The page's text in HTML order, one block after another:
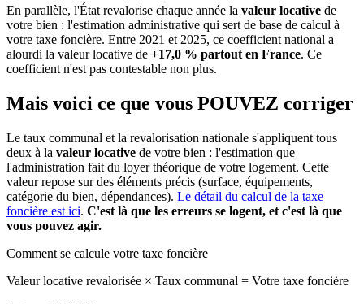
En parallèle, l'État revalorise chaque année la valeur locative de
votre bien : l'estimation administrative qui sert de base de calcul à
votre taxe foncière. Entre 2021 et 2025, ce coefficient national a
alourdi la valeur locative de +17,0 % partout en France. Ce
coefficient n'est pas contestable non plus.
Mais voici ce que vous POUVEZ corriger
Le taux communal et la revalorisation nationale s'appliquent tous
deux à la valeur locative de votre bien : l'estimation que
l'administration fait du loyer théorique de votre logement. Cette
valeur repose sur des éléments précis (surface, équipements,
catégorie du bien, dépendances). Le détail du calcul de la taxe
foncière est ici. C'est là que les erreurs se logent, et c'est là que
vous pouvez agir.
Comment se calcule votre taxe foncière
Valeur locative revalorisée × Taux communal = Votre taxe foncière